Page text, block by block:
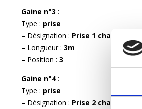
Gaine n°3 :
Type : prise
– Désignation : Prise 1 chambre RDC
– Longueur : 3m
– Position : 3
Gaine n°4:
Type : prise
– Désignation : Prise 2 chambre RDC